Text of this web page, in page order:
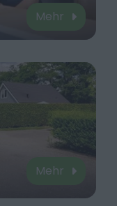
Mehr
Mehr